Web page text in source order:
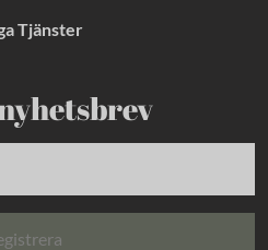
Tjänster